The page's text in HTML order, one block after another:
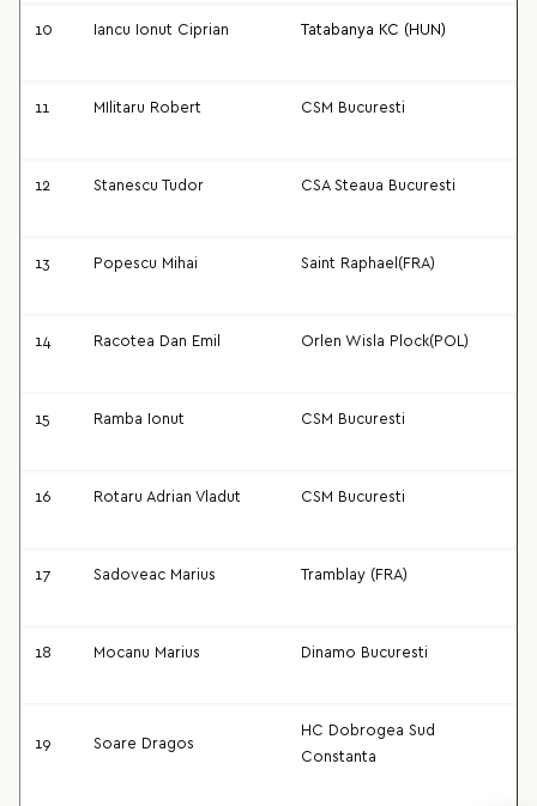
10 Iancu Ionut Ciprian Tatabanya KC (HUN)
11 MIlitaru Robert CSM Bucuresti
12 Stanescu Tudor CSA Steaua Bucuresti
13 Popescu Mihai Saint Raphael(FRA)
14 Racotea Dan Emil Orlen Wisla Plock(POL)
15 Ramba Ionut CSM Bucuresti
16 Rotaru Adrian Vladut CSM Bucuresti
17 Sadoveac Marius Tramblay (FRA)
18 Mocanu Marius Dinamo Bucuresti
19 Soare Dragos
HC Dobrogea Sud
Constanta